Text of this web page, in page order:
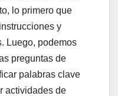
lo primero que
y
Luego, podemos
preguntas de
palabras clave
actividades de